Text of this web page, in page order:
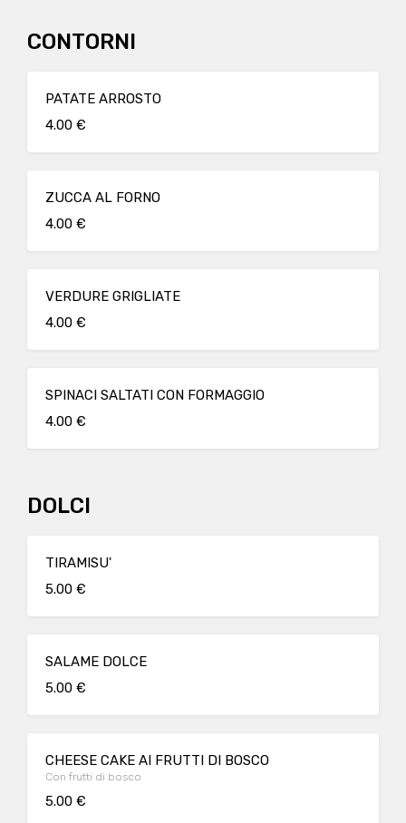
CONTORNI
PATATE ARROSTO
4.00 €
ZUCCA AL FORNO
4.00 €
VERDURE GRIGLIATE
4.00 €
SPINACI SALTATI CON FORMAGGIO
4.00 €
DOLCI
TIRAMISU'
5.00 €
SALAME DOLCE
5.00 €
CHEESE CAKE AI FRUTTI DI BOSCO
Con frutti di bosco
5.00 €